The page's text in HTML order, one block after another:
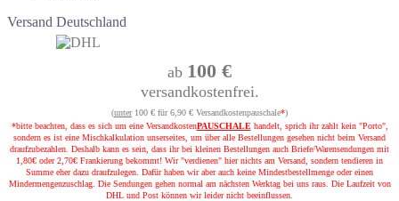
Versand Deutschland
ab 100 €
versandkostenfrei.
(unter100 € für 6,90 € Versandkostenpauschale*)
*bitte beachten, dass es sich um eine VersandkostenPAUSCHALEhandelt, sprich ihr zahlt kein "Porto",
sondern es ist eine Mischkalkulation unserseites, um über alle Bestellungen gesehen nicht beim Versand
draufzubezahlen. Deshalb kann es sein, dass ihr bei kleinen Bestellungen auch Briefe/Warensendungen mit
1,80€ oder 2,70€ Frankierung bekommt! Wir "verdienen" hier nichts am Versand, sondern tendieren in
Summe eher dazu draufzulegen. Dafür haben wir aber auch keine Mindestbestellmenge oder einen
Mindermengenzuschlag. Die Sendungen gehen normal am nächsten Werktag bei uns raus. Die Laufzeit von
DHL und Post können wir leider nicht beeinflussen.